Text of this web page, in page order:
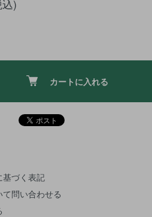
)
カートに入れる
基づく表記
問い合わせる